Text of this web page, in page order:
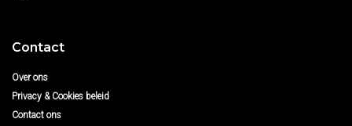
Contact
Over ons
Privacy & Cookies beleid
Contact ons